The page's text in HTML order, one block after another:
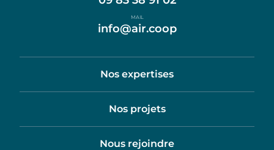
MAIL
info@air.coop
Nos expertises
Nos projets
Nous rejoindre